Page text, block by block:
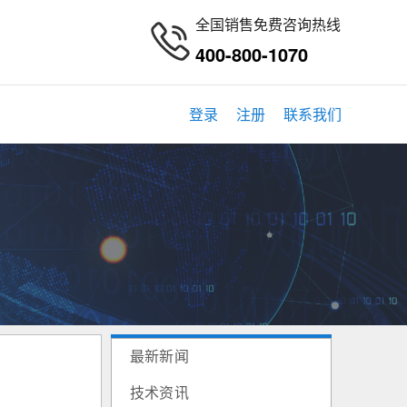
全国销售免费咨询热线
400-800-1070
登录 注册 联系我们
最新新闻
技术资讯